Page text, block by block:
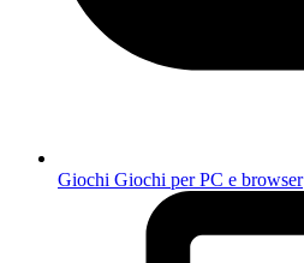
Giochi Giochi per PC e browser